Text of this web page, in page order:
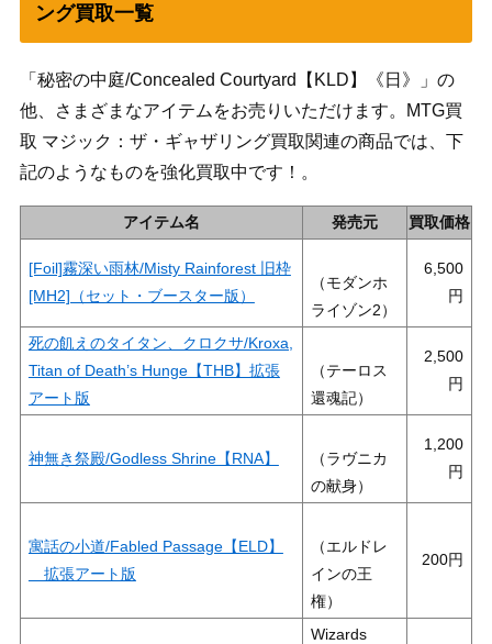
ング買取一覧
「秘密の中庭/Concealed Courtyard【KLD】《日》」の
他、さまざまなアイテムをお売りいただけます。MTG買
取 マジック：ザ・ギャザリング買取関連の商品では、下
記のようなものを強化買取中です！。
アイテム名 発売元 買取価格
[Foil]霧深い雨林/Misty Rainforest 旧枠
[MH2]（セット・ブースター版）
（モダンホ
ライゾン2）
6,500
死の飢えのタイタン、クロクサ/Kroxa,
Titan of Death’s Hunge【THB】拡張
アート版
（テーロス
還魂記）
2,500
神無き祭殿/Godless Shrine【RNA】
（ラヴニカ
の献身）
1,200
寓話の小道/Fabled Passage【ELD】
拡張アート版
（エルドレ
インの王
権）
200
Wizards